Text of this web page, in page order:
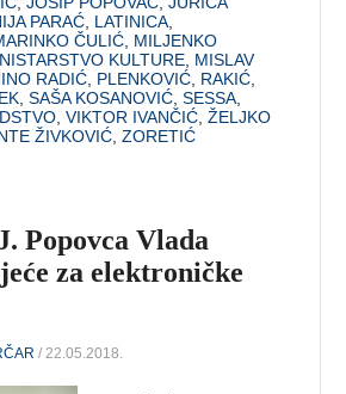
PARAĆ LATINICA
ČULIĆ MILJENKO
KULTURE MISLAV
RADIĆ PLENKOVIĆ RAKIĆ
,SAŠA KOSANOVIĆ ,SESSA
,VIKTOR IVANČIĆ ,ŽELJKO
ŽIVKOVIĆ ,ZORETIĆ
Popovca Vlada
za elektroničke
/ 22.05.2018.